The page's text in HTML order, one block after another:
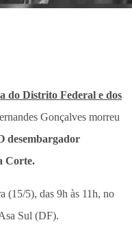
do Distrito Federal e dos
Gonçalves morreu
desembargador
Corte.
(15/5), das 9h às 11h, no
Sul (DF).